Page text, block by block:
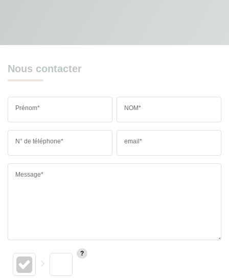
Nous contacter
Prénom* NOM*
N° de téléphone* email*
Message*